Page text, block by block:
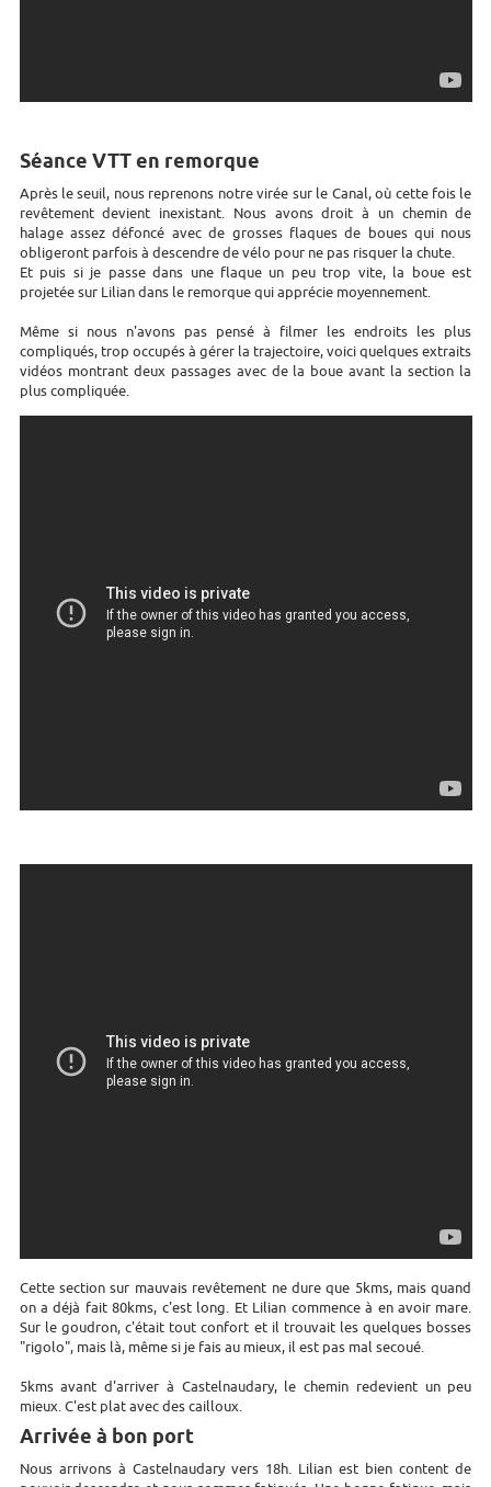
Séance VTT en remorque
Après le seuil, nous reprenons notre virée sur le Canal, où cette fois le
revêtement devient inexistant. Nous avons droit à un chemin de
halage assez défoncé avec de grosses flaques de boues qui nous
obligeront parfois à descendre de vélo pour ne pas risquer la chute.
Et puis si je passe dans une flaque un peu trop vite, la boue est
projetée sur Lilian dans le remorque qui apprécie moyennement.
Même si nous n'avons pas pensé à filmer les endroits les plus
compliqués, trop occupés à gérer la trajectoire, voici quelques extraits
vidéos montrant deux passages avec de la boue avant la section la
plus compliquée.
Cette section sur mauvais revêtement ne dure que 5kms, mais quand
on a déjà fait 80kms, c'est long. Et Lilian commence à en avoir mare.
Sur le goudron, c'était tout confort et il trouvait les quelques bosses
"rigolo", mais là, même si je fais au mieux, il est pas mal secoué.
5kms avant d'arriver à Castelnaudary, le chemin redevient un peu
mieux. C'est plat avec des cailloux.
Arrivée à bon port
Nous arrivons à Castelnaudary vers 18h. Lilian est bien content de